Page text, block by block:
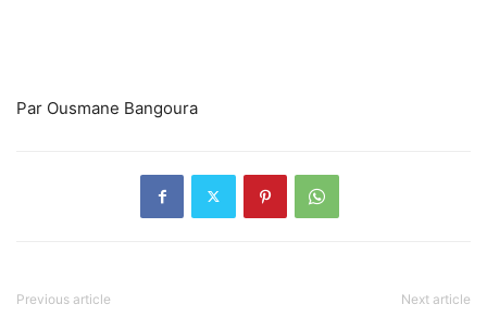
Par Ousmane Bangoura
Previous article Next article